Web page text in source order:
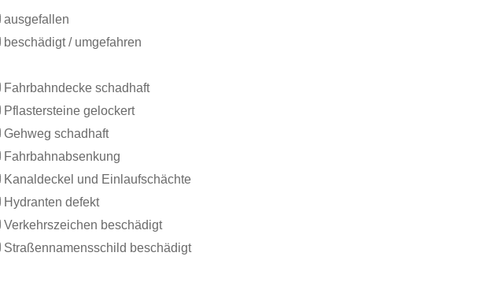
ausgefallen
beschädigt / umgefahren
Fahrbahndecke schadhaft
Pflastersteine gelockert
Gehweg schadhaft
Fahrbahnabsenkung
Kanaldeckel und Einlaufschächte
Hydranten defekt
Verkehrszeichen beschädigt
Straßennamensschild beschädigt